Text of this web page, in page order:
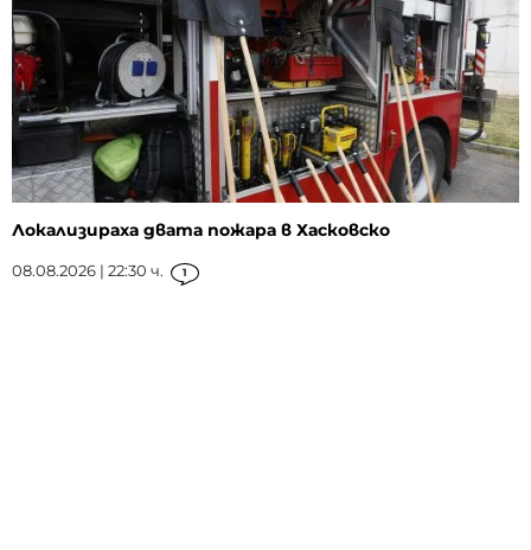
Локализираха двата пожара в Хасковско
08.08.2026 | 22:30 ч. 1